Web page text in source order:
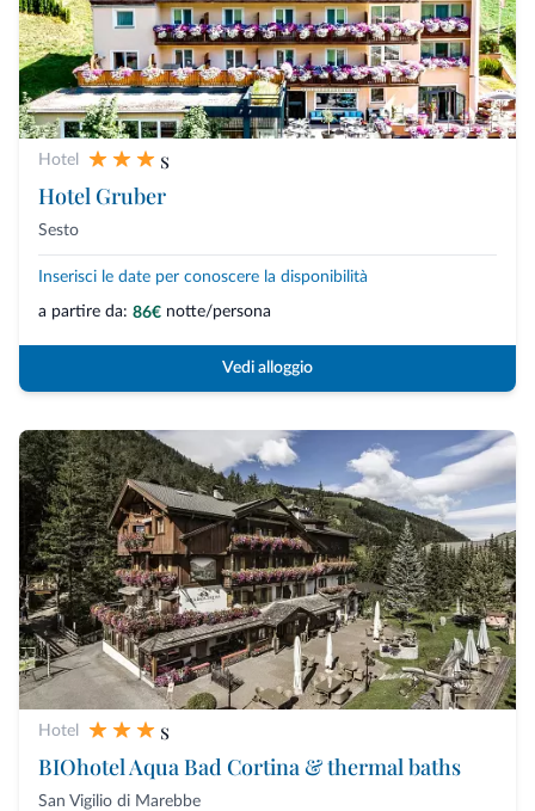
Hotel
s
Hotel Gruber
Sesto
Inserisci le date per conoscere la disponibilità
a partire da: 86€ notte/persona
Vedi alloggio
Hotel
s
BIOhotel Aqua Bad Cortina & thermal baths
San Vigilio di Marebbe